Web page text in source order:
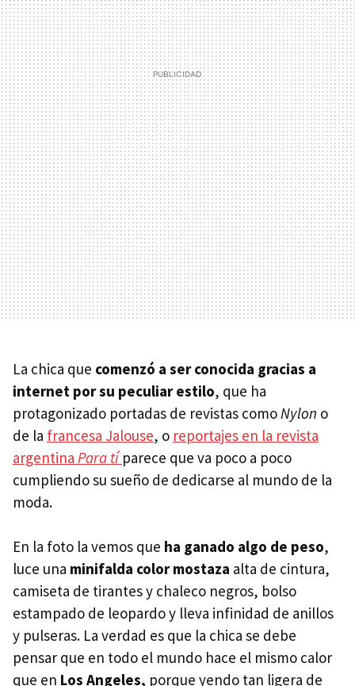
La chica que comenzó a ser conocida gracias a
internet por su peculiar estilo, que ha
protagonizado portadas de revistas comoNylon o
de la francesa Jalouse, o reportajes en la revista
argentina Para típarece que va poco a poco
cumpliendo su sueño de dedicarse al mundo de la
moda.
En la foto la vemos que ha ganado algo de peso,
luce una minifalda color mostaza alta de cintura,
camiseta de tirantes y chaleco negros, bolso
estampado de leopardo y lleva infinidad de anillos
y pulseras. La verdad es que la chica se debe
pensar que en todo el mundo hace el mismo calor
que en Los Angeles, porque yendo tan ligera de